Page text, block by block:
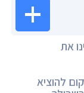
את
להוציא